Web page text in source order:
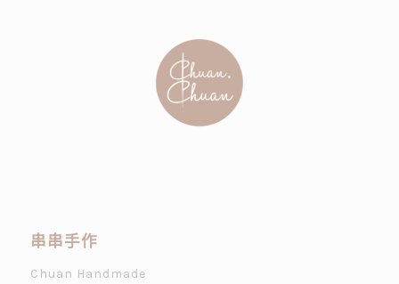
串串手作
Chuan Handmade